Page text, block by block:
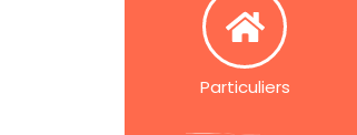
Particuliers